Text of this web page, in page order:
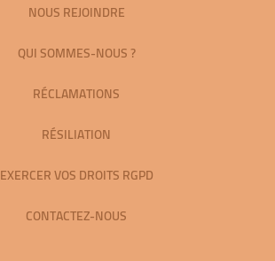
NOUS REJOINDRE
QUI SOMMES-NOUS ?
RÉCLAMATIONS
RÉSILIATION
EXERCER VOS DROITS RGPD
CONTACTEZ-NOUS